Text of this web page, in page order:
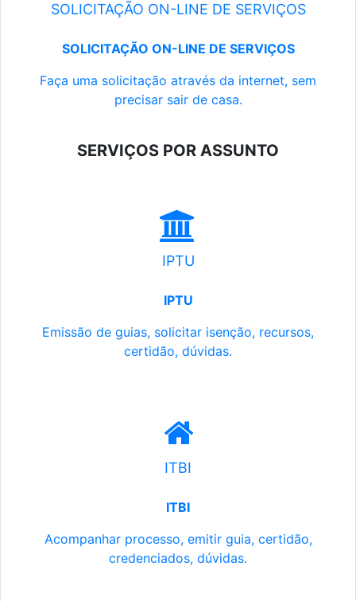
SOLICITAÇÃO ON-LINE DE SERVIÇOS
SOLICITAÇÃO ON-LINE DE SERVIÇOS
Faça uma solicitação através da internet, sem
precisar sair de casa.
SERVIÇOS POR ASSUNTO
IPTU
IPTU
Emissão de guias, solicitar isenção, recursos,
certidão, dúvidas.
ITBI
ITBI
Acompanhar processo, emitir guia, certidão,
credenciados, dúvidas.